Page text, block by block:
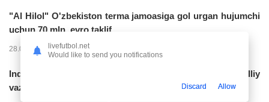
"Al Hilol" O'zbekiston terma jamoasiga gol urgan hujumchi
uchun 70 mln. evro taklif...
28.07.2026 01:56 17321
Indoneziya prezidenti JCH-2030ga chiqishni umummilliy
vazifa deb...
livefutbol.net
Would like to send you notifications
Discard Allow